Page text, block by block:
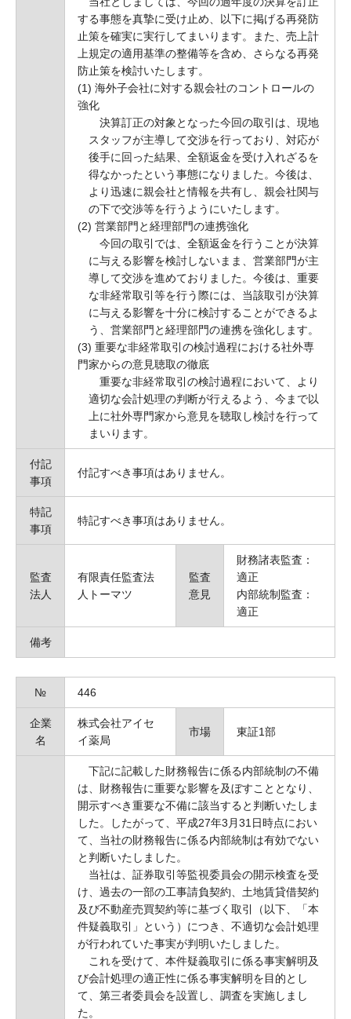
する事態を真摯に受け止め、以下に掲げる再発防
止策を確実に実行してまいります。また、売上計
上規定の適用基準の整備等を含め、さらなる再発
防止策を検討いたします。
(1) 海外子会社に対する親会社のコントロールの
強化
決算訂正の対象となった今回の取引は、現地
スタッフが主導して交渉を行っており、対応が
後手に回った結果、全額返金を受け入れざるを
得なかったという事態になりました。今後は、
より迅速に親会社と情報を共有し、親会社関与
の下で交渉等を行うようにいたします。
(2) 営業部門と経理部門の連携強化
今回の取引では、全額返金を行うことが決算
に与える影響を検討しないまま、営業部門が主
導して交渉を進めておりました。今後は、重要
な非経常取引等を行う際には、当該取引が決算
に与える影響を十分に検討することができるよ
う、営業部門と経理部門の連携を強化します。
(3) 重要な非経常取引の検討過程における社外専
門家からの意見聴取の徹底
重要な非経常取引の検討過程において、より
適切な会計処理の判断が行えるよう、今まで以
上に社外専門家から意見を聴取し検討を行って
まいります。
付記
事項
付記すべき事項はありません。
特記
事項
特記すべき事項はありません。
監査
法人
有限責任監査法
人トーマツ
監査
意見
財務諸表監査：
適正
内部統制監査：
適正
備考
№ 446
企業
名
株式会社アイセ
イ薬局
市場 東証1部
下記に記載した財務報告に係る内部統制の不備
は、財務報告に重要な影響を及ぼすこととなり、
開示すべき重要な不備に該当すると判断いたしま
した。したがって、平成27年3月31日時点におい
て、当社の財務報告に係る内部統制は有効でない
と判断いたしました。
当社は、証券取引等監視委員会の開示検査を受
け、過去の一部の工事請負契約、土地賃貸借契約
及び不動産売買契約等に基づく取引（以下、「本
件疑義取引」という）につき、不適切な会計処理
が行われていた事実が判明いたしました。
これを受けて、本件疑義取引に係る事実解明及
び会計処理の適正性に係る事実解明を目的とし
て、第三者委員会を設置し、調査を実施しまし
た。